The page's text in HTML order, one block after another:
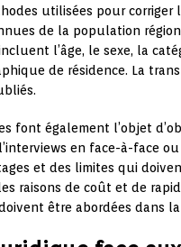
utilisées pour
de la population
l’âge, le sexe, la
de résidence. La
font également l’objet
en face-à-face
et des limites qui
raisons de coût et de
être abordées dans